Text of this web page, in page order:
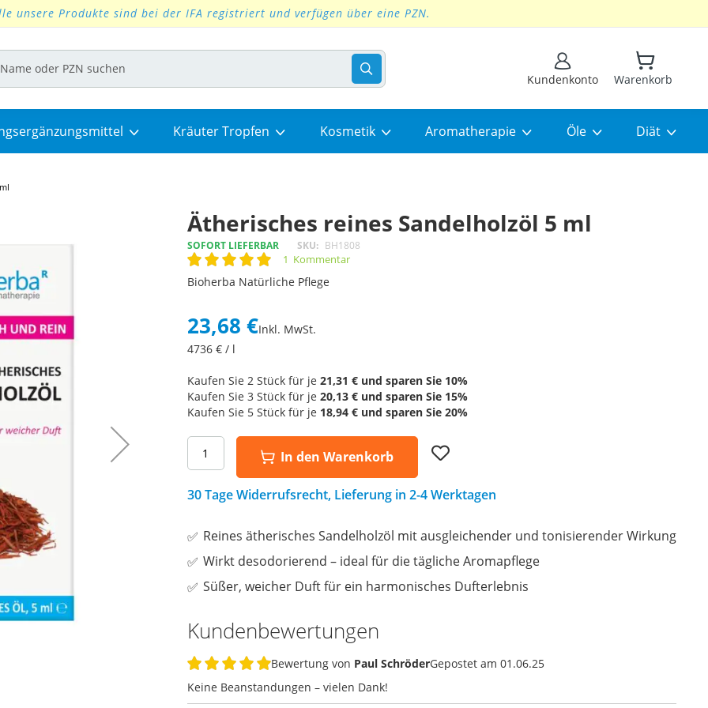
unsere Produkte sind bei der IFA registriert und verfügen über eine PZN.
Suchen
Kundenkonto
Warenkorb
Kräuter Tropfen Kosmetik Aromatherapie Öle Diät
Ätherisches reines Sandelholzöl 5 ml
SOFORT LIEFERBAR SKU BH1808
Rating: 1 Kommentar
Bioherba Natürliche Pflege
23,68 €Inkl. MwSt.
4736€ / l
Kaufen Sie 2 Stück für je 21,31 € und sparen Sie10%
Kaufen Sie 3 Stück für je 20,13 € und sparen Sie15%
Kaufen Sie 5 Stück für je 18,94 € und sparen Sie20%
In den Warenkorb
List
30 Tage Widerrufsrecht, Lieferung in 2-4 Werktagen
Reines ätherisches Sandelholzöl mit ausgleichender und tonisierender Wirkung
Wirkt desodorierend – ideal für die tägliche Aromapflege
Süßer, weicher Duft für ein harmonisches Dufterlebnis
Kundenbewertungen
Bewertung von Paul SchröderGepostet am 01.06.25
Keine Beanstandungen – vielen Dank!